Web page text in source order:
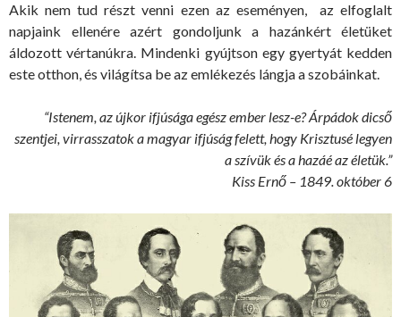
Akik nem tud részt venni ezen az eseményen, az elfoglalt
napjaink ellenére azért gondoljunk a hazánkért életüket
áldozott vértanúkra. Mindenki gyújtson egy gyertyát kedden
este otthon, és világítsa be az emlékezés lángja a szobáinkat.
“Istenem, az újkor ifjúsága egész ember lesz-e? Árpádok dicső
szentjei, virrasszatok a magyar ifjúság felett, hogy Krisztusé legyen
a szívük és a hazáé az életük.”
Kiss Ernő – 1849. október 6